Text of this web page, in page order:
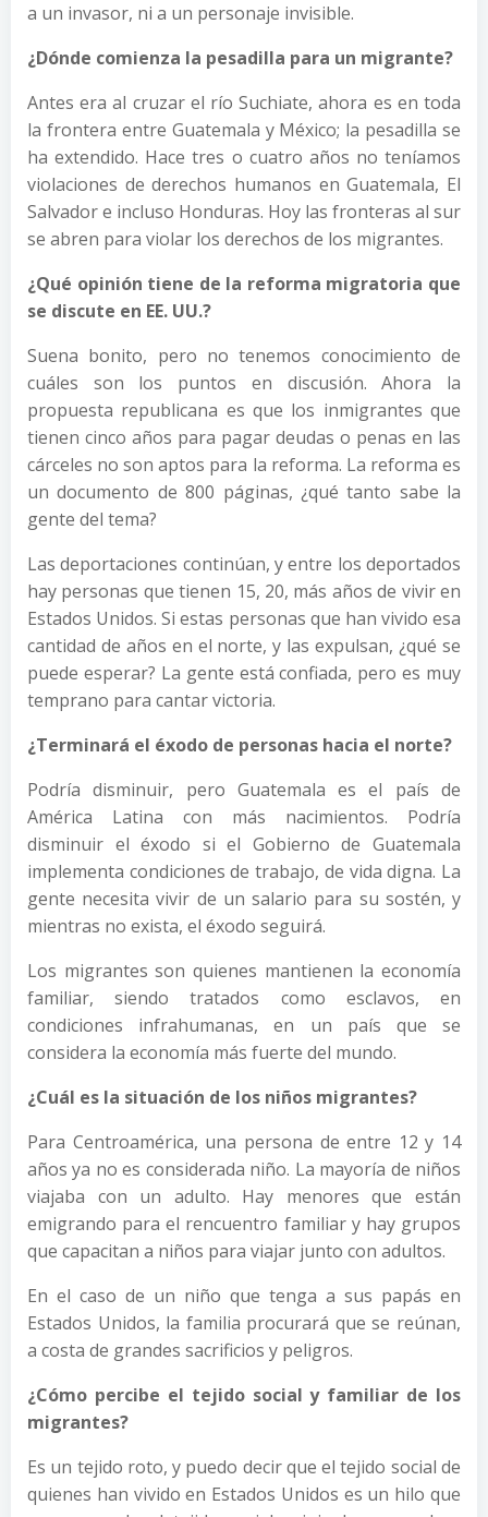
a un invasor, ni a un personaje invisible.
¿Dónde comienza la pesadilla para un migrante?
Antes era al cruzar el río Suchiate, ahora es en toda
la frontera entre Guatemala y México; la pesadilla se
ha extendido. Hace tres o cuatro años no teníamos
violaciones de derechos humanos en Guatemala, El
Salvador e incluso Honduras. Hoy las fronteras al sur
se abren para violar los derechos de los migrantes.
¿Qué opinión tiene de la reforma migratoria que
se discute en EE. UU.?
Suena bonito, pero no tenemos conocimiento de
cuáles son los puntos en discusión. Ahora la
propuesta republicana es que los inmigrantes que
tienen cinco años para pagar deudas o penas en las
cárceles no son aptos para la reforma. La reforma es
un documento de 800 páginas, ¿qué tanto sabe la
gente del tema?
Las deportaciones continúan, y entre los deportados
hay personas que tienen 15, 20, más años de vivir en
Estados Unidos. Si estas personas que han vivido esa
cantidad de años en el norte, y las expulsan, ¿qué se
puede esperar? La gente está confiada, pero es muy
temprano para cantar victoria.
¿Terminará el éxodo de personas hacia el norte?
Podría disminuir, pero Guatemala es el país de
América Latina con más nacimientos. Podría
disminuir el éxodo si el Gobierno de Guatemala
implementa condiciones de trabajo, de vida digna. La
gente necesita vivir de un salario para su sostén, y
mientras no exista, el éxodo seguirá.
Los migrantes son quienes mantienen la economía
familiar, siendo tratados como esclavos, en
condiciones infrahumanas, en un país que se
considera la economía más fuerte del mundo.
¿Cuál es la situación de los niños migrantes?
Para Centroamérica, una persona de entre 12 y 14
años ya no es considerada niño. La mayoría de niños
viajaba con un adulto. Hay menores que están
emigrando para el rencuentro familiar y hay grupos
que capacitan a niños para viajar junto con adultos.
En el caso de un niño que tenga a sus papás en
Estados Unidos, la familia procurará que se reúnan,
a costa de grandes sacrificios y peligros.
¿Cómo percibe el tejido social y familiar de los
migrantes?
Es un tejido roto, y puedo decir que el tejido social de
quienes han vivido en Estados Unidos es un hilo que